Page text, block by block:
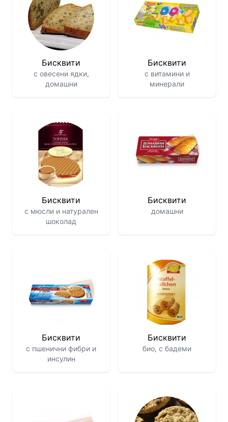
Бисквити
с овесени ядки,
домашни
Бисквити
с витамини и
минерали
Бисквити
с мюсли и натурален
шоколад
Бисквити
домашни
Бисквити
с пшенични фибри и
инсулин
Бисквити
био, с бадеми